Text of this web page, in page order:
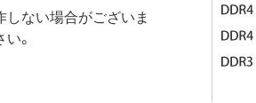
ない場合がございま
。